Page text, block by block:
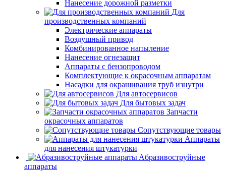
Нанесение дорожной разметки
Для
производственных компаний
Электрические аппараты
Воздушный привод
Комбинированное напыление
Нанесение огнезащит
Аппараты с бензопроводом
Комплектующие к окрасочным аппаратам
Насадки для окрашивания труб изнутри
Для автосервисов
Для бытовых задач
Запчасти
окрасочных аппаратов
Сопутствующие товары
Аппараты
для нанесения штукатурки
Aбразивоструйные
аппараты